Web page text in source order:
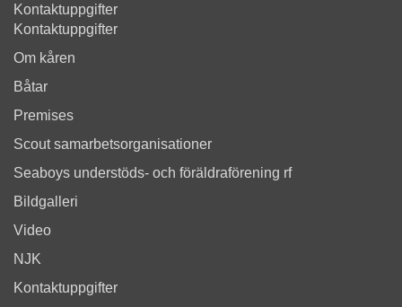
Kontaktuppgifter
Kontaktuppgifter
Om kåren
Båtar
Premises
Scout samarbetsorganisationer
Seaboys understöds- och föräldraförening rf
Bildgalleri
Video
NJK
Kontaktuppgifter